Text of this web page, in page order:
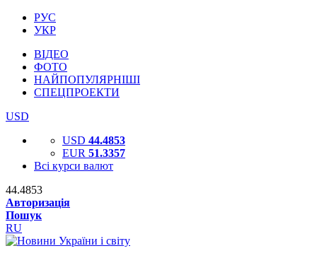
РУС
УКР
ВІДЕО
ФОТО
НАЙПОПУЛЯРНІШІ
СПЕЦПРОЕКТИ
USD
USD 44.4853
EUR 51.3357
Всі курси валют
44.4853
Авторизація
Пошук
RU